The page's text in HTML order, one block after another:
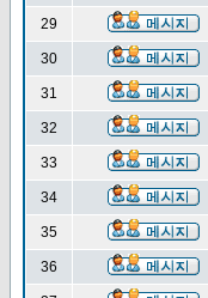
29
30
31
32
33
34
35
36